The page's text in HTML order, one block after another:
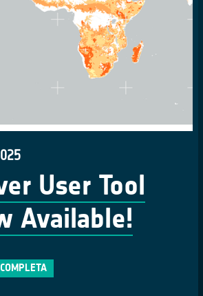
User Tool
Available!